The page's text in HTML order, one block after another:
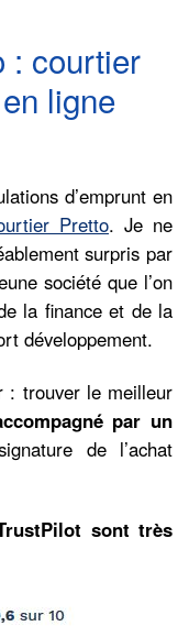
: courtier
ligne
d’emprunt en
Pretto. Je ne
surpris par
société que l’on
la finance et de la
développement.
: trouver le meilleur
par un
de l’achat
sont très